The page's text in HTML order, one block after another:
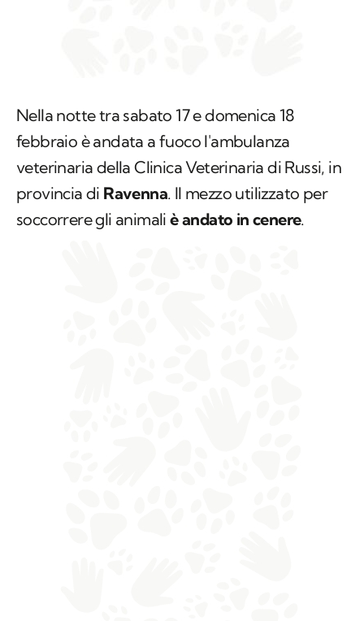
Nella notte tra sabato 17 e domenica 18
febbraio è andata a fuoco l'ambulanza
veterinaria della Clinica Veterinaria di Russi, in
provincia di Ravenna. Il mezzo utilizzato per
soccorrere gli animaliè andato in cenere.